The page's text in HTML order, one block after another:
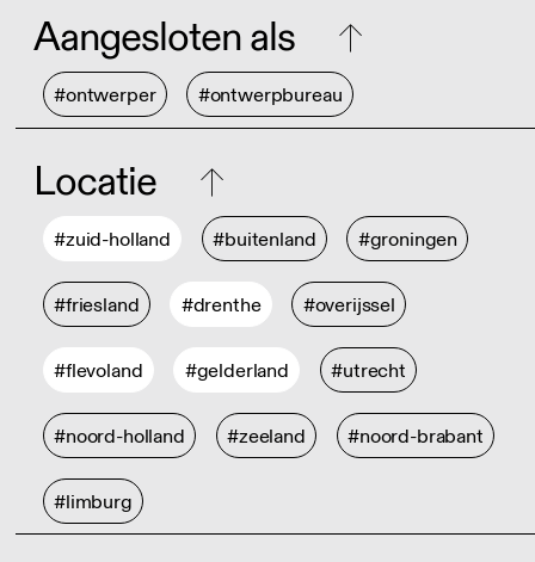
Aangesloten als
#ontwerper #ontwerpbureau
Locatie
#zuid-holland #buitenland #groningen
#friesland #drenthe #overijssel
#flevoland #gelderland #utrecht
#noord-holland #zeeland #noord-brabant
#limburg